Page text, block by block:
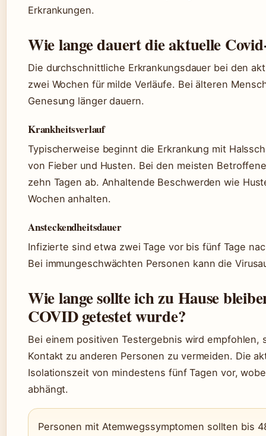
Erkrankungen.
Wie lange dauert die aktuelle
Die durchschnittliche Erkrankungsdauer bei den
zwei Wochen für milde Verläufe. Bei älteren
Genesung länger dauern.
Krankheitsverlauf
Typischerweise beginnt die Erkrankung mit
von Fieber und Husten. Bei den meisten
zehn Tagen ab. Anhaltende Beschwerden wie
Wochen anhalten.
Ansteckendheitsdauer
Infizierte sind etwa zwei Tage vor bis fünf Tage
Bei immungeschwächten Personen kann die
Wie lange sollte ich zu Hause
COVID getestet wurde?
Bei einem positiven Testergebnis wird empfohlen,
Kontakt zu anderen Personen zu vermeiden. Die
Isolationszeit von mindestens fünf Tagen vor,
abhängt.
Personen mit Atemwegssymptomen sollten bis